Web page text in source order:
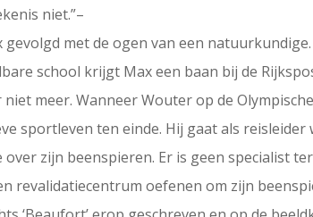
niet.”–
met de ogen van een
school krijgt Max een baan bij de
meer. Wanneer Wouter op de
sportleven ten einde. Hij gaat als
zijn beenspieren. Er is geen specialist
revalidatiecentrum oefenen om zijn